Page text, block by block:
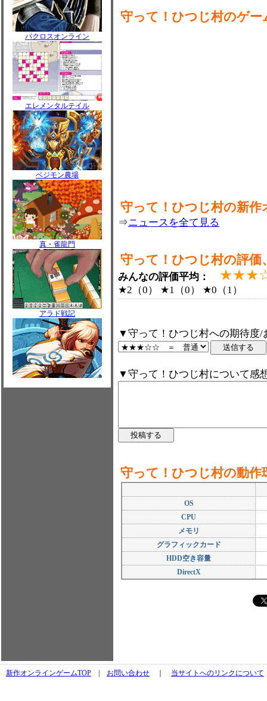
パクロスオンライン
エレメンタルテイル
ベジモン農場
真・雀龍門
アラド戦記
守って！ひつじ村のゲー
守って！ひつじ村の新
⇒ニュースを全て見る
守って！ひつじ村の評価
みんなの評価平均：
★2（0） ★1（0） ★0（1）
▼守って！ひつじ村への期待度/
▼守って！ひつじ村について感
守って！ひつじ村の動作
OS
CPU
メモリ
グラフィックカード
HDD空き容量
DirectX
新作オンラインゲームTOP お問い合わせ 当サイトへのリンクについて